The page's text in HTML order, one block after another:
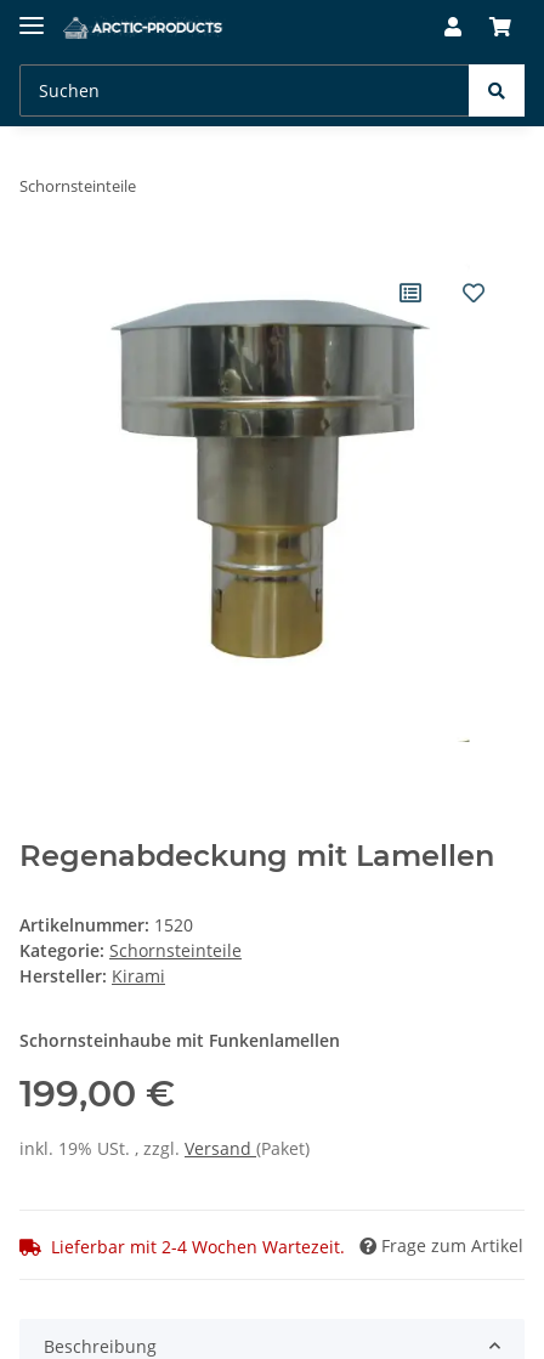
Schornsteinteile
Regenabdeckung mit Lamellen
Artikelnummer: 1520
Kategorie: Schornsteinteile
Hersteller: Kirami
Schornsteinhaube mit Funkenlamellen
199,00 €
inkl. 19% USt. , zzgl. Versand (Paket)
Lieferbar mit 2-4 Wochen Wartezeit. Frage zum Artikel
Beschreibung